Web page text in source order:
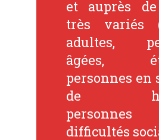
et auprès
très variés
adultes,
âgées,
personnes en
de
difficultés